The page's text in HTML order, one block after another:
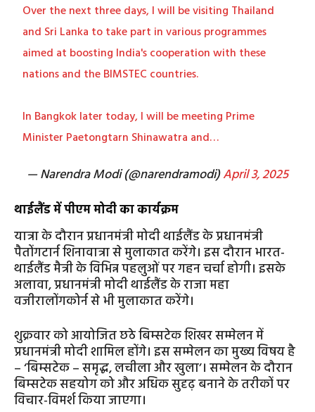
Over the next three days, I will be visiting Thailand
and Sri Lanka to take part in various programmes
aimed at boosting India's cooperation with these
nations and the BIMSTEC countries.
In Bangkok later today, I will be meeting Prime
Minister Paetongtarn Shinawatra and…
— Narendra Modi (@narendramodi)April 3, 2025
थाईलैंड में पीएम मोदी का कार्यक्रम
यात्रा के दौरान प्रधानमंत्री मोदी थाईलैंड के प्रधानमंत्री
पैतोंगटार्न शिनावात्रा से मुलाकात करेंगे। इस दौरान भारत-
थाईलैंड मैत्री के विभिन्न पहलुओं पर गहन चर्चा होगी। इसके
अलावा, प्रधानमंत्री मोदी थाईलैंड के राजा महा
वजीरालोंगकोर्न से भी मुलाकात करेंगे।
शुक्रवार को आयोजित छठे बिम्सटेक शिखर सम्मेलन में
प्रधानमंत्री मोदी शामिल होंगे। इस सम्मेलन का मुख्य विषय है
– ‘बिम्सटेक – समृद्ध, लचीला और खुला’। सम्मेलन के दौरान
बिम्सटेक सहयोग को और अधिक सुदृढ़ बनाने के तरीकों पर
विचार-विमर्श किया जाएगा।